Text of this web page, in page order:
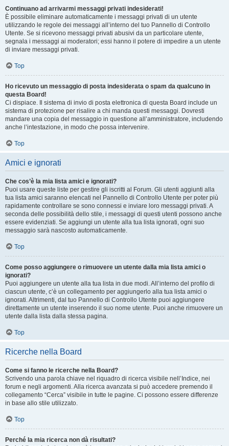
Continuano ad arrivarmi messaggi privati indesiderati!
È possibile eliminare automaticamente i messaggi privati ​​di un utente
utilizzando le regole dei messaggi all’interno del tuo Pannello di Controllo
Utente. Se si ricevono messaggi privati ​​abusivi da un particolare utente,
segnala i messaggi ai moderatori; essi hanno il potere di impedire a un utente
di inviare messaggi privati​​.
Top
Ho ricevuto un messaggio di posta indesiderata o spam da qualcuno in
questa Board!
Ci dispiace. Il sistema di invio di posta elettronica di questa Board include un
sistema di protezione per risalire a chi manda questi messaggi. Dovresti
mandare una copia del messaggio in questione all’amministratore, includendo
anche l’intestazione, in modo che possa intervenire.
Top
Amici e ignorati
Che cos’è la mia lista amici e ignorati?
Puoi usare queste liste per gestire gli iscritti al Forum. Gli utenti aggiunti alla
tua lista amici saranno elencati nel Pannello di Controllo Utente per poter più
rapidamente controllare se sono connessi e inviare loro messaggi privati. A
seconda delle possibilità dello stile, i messaggi di questi utenti possono anche
essere evidenziati. Se aggiungi un utente alla tua lista ignorati, ogni suo
messaggio sarà nascosto automaticamente.
Top
Come posso aggiungere o rimuovere un utente dalla mia lista amici o
ignorati?
Puoi aggiungere un utente alla tua lista in due modi. All’interno del profilo di
ciascun utente, c’è un collegamento per aggiungerlo alla tua lista amici o
ignorati. Altrimenti, dal tuo Pannello di Controllo Utente puoi aggiungere
direttamente un utente inserendo il suo nome utente. Puoi anche rimuovere un
utente dalla lista dalla stessa pagina.
Top
Ricerche nella Board
Come si fanno le ricerche nella Board?
Scrivendo una parola chiave nel riquadro di ricerca visibile nell’Indice, nei
forum e negli argomenti. Alla ricerca avanzata si può accedere premendo il
collegamento “Cerca” visibile in tutte le pagine. Ci possono essere differenze
in base allo stile utilizzato.
Top
Perché la mia ricerca non dà risultati?